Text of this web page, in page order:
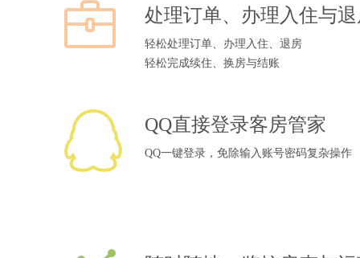
处理订单、办理入住与
轻松处理订单、办理入住、退房
轻松完成续住、换房与结账
QQ直接登录客房管家
QQ一键登录，免除输入账号密码复杂操作